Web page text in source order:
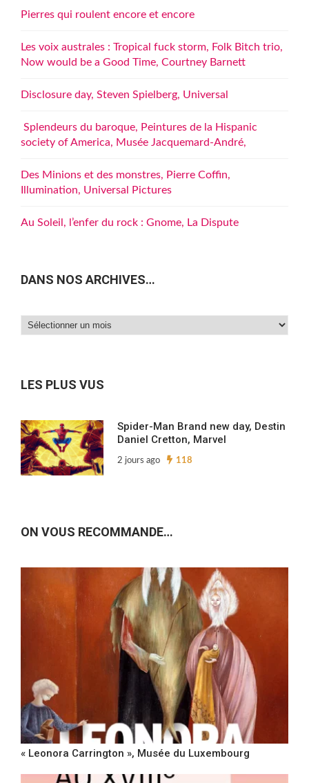
Pierres qui roulent encore et encore
Les voix australes : Tropical fuck storm, Folk Bitch trio,
Now would be a Good Time, Courtney Barnett
Disclosure day, Steven Spielberg, Universal
Splendeurs du baroque, Peintures de la Hispanic
society of America, Musée Jacquemard-André,
Des Minions et des monstres, Pierre Coffin,
Illumination, Universal Pictures
Au Soleil, l’enfer du rock : Gnome, La Dispute
DANS NOS ARCHIVES…
Dans
LES PLUS VUS
Spider-Man Brand new day, Destin
Daniel Cretton, Marvel
2 jours ago 118
ON VOUS RECOMMANDE…
« Leonora Carrington », Musée du Luxembourg